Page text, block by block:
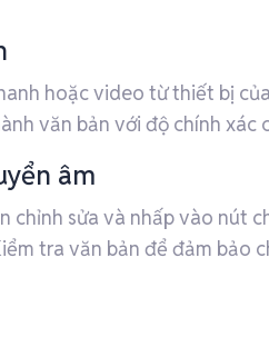
hoặc video từ thiết bị
văn bản với độ chính xác
âm
sửa và nhấp vào nút
tra văn bản để đảm bảo